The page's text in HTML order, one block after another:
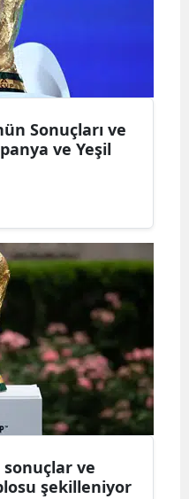
Sonuçları ve
ve Yeşil
sonuçlar ve
şekilleniyor